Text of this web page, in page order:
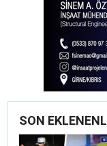
SON